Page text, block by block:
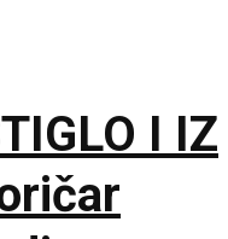
I IZ